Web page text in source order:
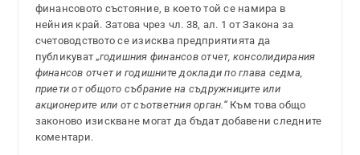
финансовото състояние, в което той се намира в
нейния край. Затова чрез чл. 38, ал. 1 от Закона за
счетоводството се изисква предприятията да
публикуват „годишния финансов отчет, консолидирания
финансов отчет и годишните доклади по глава седма,
приети от общото събрание на съдружниците или
акционерите или от съответния орган.“Към това общо
законово изискване могат да бъдат добавени следните
коментари.